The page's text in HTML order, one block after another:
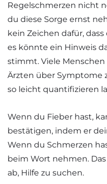
Regelschmerzen nicht
du diese Sorge ernst
kein Zeichen dafür,
es könnte ein Hinweis
stimmt. Viele
Ärzten über Symptome
so leicht quantifizieren
Wenn du Fieber hast,
bestätigen, indem er
Wenn du Schmerzen
beim Wort nehmen.
ab, Hilfe zu suchen.